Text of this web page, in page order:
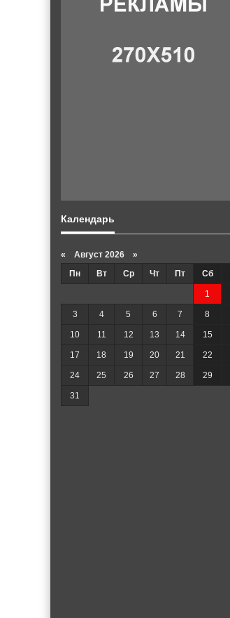
Календарь
« Август 2026 »
Пн
Вт Ср Чт Пт Сб
1
3 4 5 6 7 8
10 11 12 13 14 15
17 18 19 20 21 22
24 25 26 27 28 29
31